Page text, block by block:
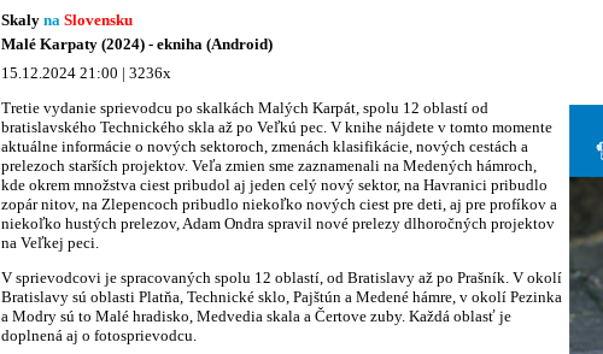
Skaly na Slovensku
Malé Karpaty (2024) - ekniha (Android)
15.12.2024 21:00 | 3236x
Tretie vydanie sprievodcu po skalkách Malých Karpát, spolu 12 oblastí od
bratislavského Technického skla až po Veľkú pec. V knihe nájdete v tomto momente
aktuálne informácie o nových sektoroch, zmenách klasifikácie, nových cestách a
prelezoch starších projektov. Veľa zmien sme zaznamenali na Medených hámroch,
kde okrem množstva ciest pribudol aj jeden celý nový sektor, na Havranici pribudlo
zopár nitov, na Zlepencoch pribudlo niekoľko nových ciest pre deti, aj pre profíkov a
niekoľko hustých prelezov, Adam Ondra spravil nové prelezy dlhoročných projektov
na Veľkej peci.
V sprievodcovi je spracovaných spolu 12 oblastí, od Bratislavy až po Prašník. V okolí
Bratislavy sú oblasti Platňa, Technické sklo, Pajštún a Medené hámre, v okolí Pezinka
a Modry sú to Malé hradisko, Medvedia skala a Čertove zuby. Každá oblasť je
doplnená aj o fotosprievodcu.